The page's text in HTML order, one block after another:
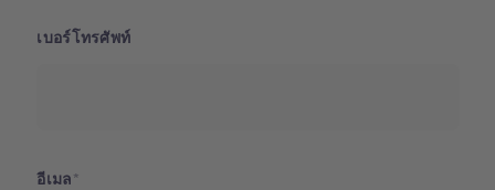
เบอร์โทรศัพท์
อีเมล